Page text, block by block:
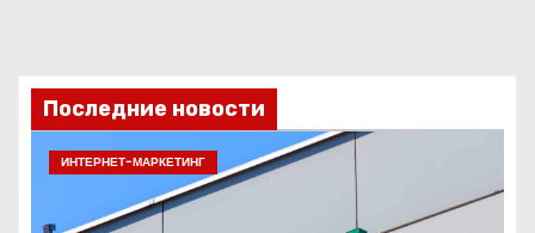
Последние новости
ИНТЕРНЕТ-МАРКЕТИНГ